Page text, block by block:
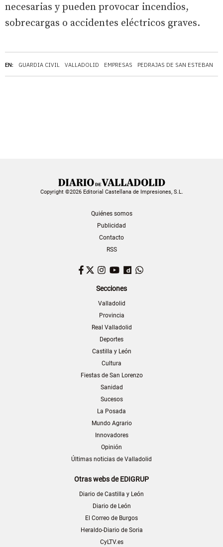
EN: GUARDIA CIVIL VALLADOLID EMPRESAS PEDRAJAS DE SAN ESTEBAN
necesarias y pueden provocar incendios,
sobrecargas o accidentes eléctricos graves.
Copyright ©2026 Editorial Castellana de Impresiones, S.L.
Quiénes somos
Publicidad
Contacto
RSS
Facebook
TwitterInstagram
YouTubeDailymotion
Secciones
Valladolid
Provincia
Real Valladolid
Deportes
Castilla y León
Cultura
Fiestas de San Lorenzo
Sanidad
Sucesos
La Posada
Mundo Agrario
Innovadores
Opinión
Últimas noticias de Valladolid
Otras webs de EDIGRUP
Diario de Castilla y León
Diario de León
El Correo de Burgos
Heraldo-Diario de Soria
CyLTV.es